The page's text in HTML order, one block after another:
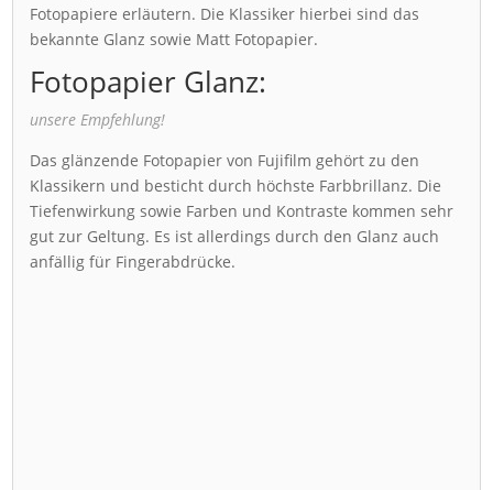
Fotopapiere erläutern. Die Klassiker hierbei sind das
bekannte Glanz sowie Matt Fotopapier.
Fotopapier Glanz:
unsere Empfehlung!
Das glänzende Fotopapier von Fujifilm gehört zu den
Klassikern und besticht durch höchste Farbbrillanz. Die
Tiefenwirkung sowie Farben und Kontraste kommen sehr
gut zur Geltung. Es ist allerdings durch den Glanz auch
anfällig für Fingerabdrücke.